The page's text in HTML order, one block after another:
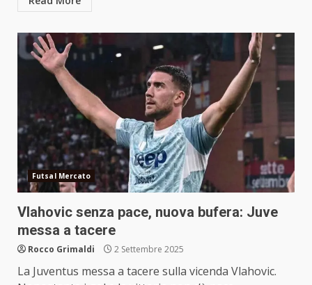
Futsal Mercato
Vlahovic senza pace, nuova bufera: Juve
messa a tacere
Rocco Grimaldi 2 Settembre 2025
La Juventus messa a tacere sulla vicenda Vlahovic.